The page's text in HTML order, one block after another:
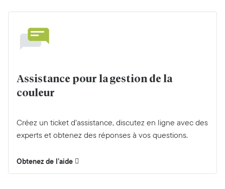
Assistance pour la gestion de la
couleur
Créez un ticket d’assistance, discutez en ligne avec des
experts et obtenez des réponses à vos questions.
Obtenez de l’aide